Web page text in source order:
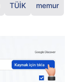
TÜİK memur